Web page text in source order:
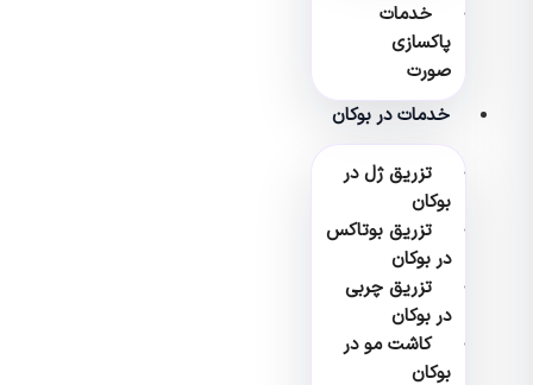
خدمات
پاکسازی
صورت
خدمات در بوکان
تزریق ژل در
بوکان
تزریق بوتاکس
در بوکان
تزریق چربی
در بوکان
کاشت مو در
بوکان